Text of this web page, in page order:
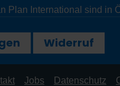
Plan International sind in
Widerruf
Jobs Datenschutz